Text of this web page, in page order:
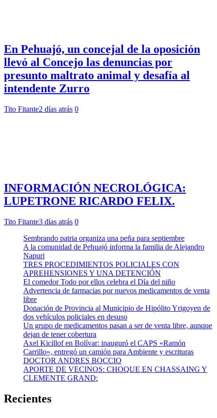
En Pehuajó, un concejal de la oposición
llevó al Concejo las denuncias por
presunto maltrato animal y desafía al
intendente Zurro
Tito Fitante2 días atrás 0
INFORMACIÓN NECROLÓGICA:
LUPETRONE RICARDO FELIX.
Tito Fitante3 días atrás 0
Sembrando patria organiza una peña para septiembre
A la comunidad de Pehuajó informa la familia de Alejandro
Napuri
TRES PROCEDIMIENTOS POLICIALES CON
APREHENSIONES Y UNA DETENCIÓN
El comedor Todo por ellos celebra el Día del niño
Advertencia de farmacias por nuevos medicamentos de venta
libre
Donación de Provincia al Municipio de Hipólito Yrigoyen de
dos vehículos policiales en desuso
Un grupo de medicamentos pasan a ser de venta libre, aunque
dejan de tener cobertura
Axel Kicillof en Bolívar: inauguró el CAPS «Ramón
Carrillo», entregó un camión para Ambiente y escrituras
DOCTOR ANDRES BOCCIO
APORTE DE VECINOS: CHOQUE EN CHASSAING Y
CLEMENTE GRAND:
Recientes